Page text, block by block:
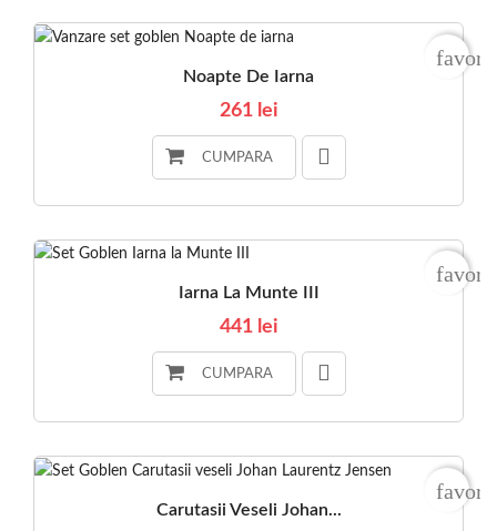
Noapte De Iarna
261 lei
CUMPARA
Iarna La Munte III
441 lei
CUMPARA
Carutasii Veseli Johan...